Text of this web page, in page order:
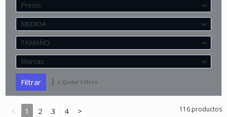
Precio
MEDIDA
TAMAÑO
Marcas
| x Quitar Filtros
< 1 2 3 4 > 116 productos